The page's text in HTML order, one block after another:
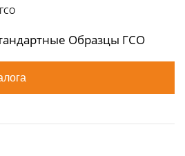
ГСО
Образцы ГСО